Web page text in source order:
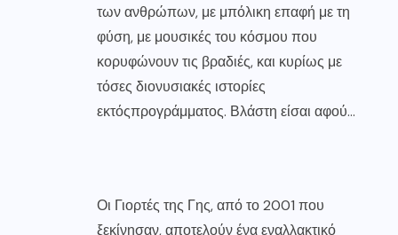
των ανθρώπων, με μπόλικη επαφή με τη
φύση, με μουσικές του κόσμου που
κορυφώνουν τις βραδιές, και κυρίως με
τόσες διονυσιακές ιστορίες
εκτόςπρογράμματος. Βλάστη είσαι αφού…
Οι Γιορτές της Γης, από το 2001 που
ξεκίνησαν, αποτελούν ένα εναλλακτικό